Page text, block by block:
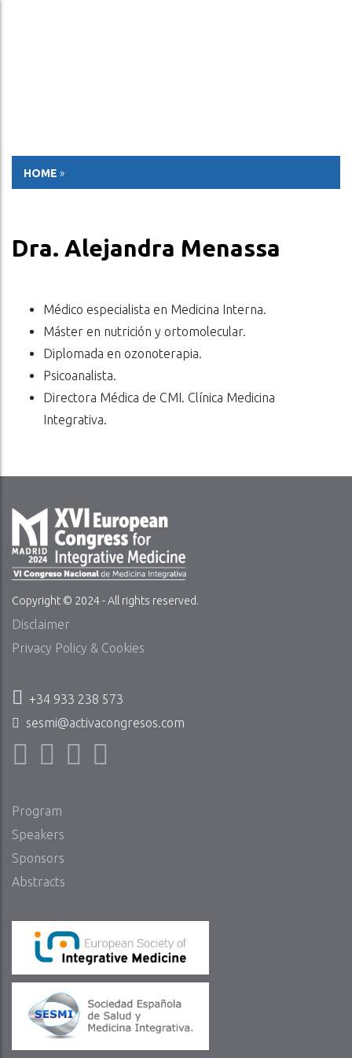
HOME »
Dra. Alejandra Menassa
Médico especialista en Medicina Interna.
Máster en nutrición y ortomolecular.
Diplomada en ozonoterapia.
Psicoanalista.
Directora Médica de CMI. Clínica Medicina
Integrativa.
Copyright © 2024 - All rights reserved.
Disclaimer
Privacy Policy & Cookies
+34 933 238 573
sesmi@activacongresos.com
Program
Speakers
Sponsors
Abstracts